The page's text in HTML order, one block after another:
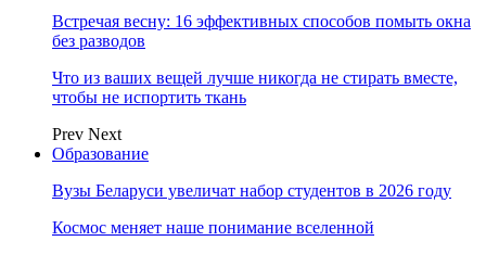
Встречая весну: 16 эффективных способов помыть окна
без разводов
Что из ваших вещей лучше никогда не стирать вместе,
чтобы не испортить ткань
Prev Next
Образование
Вузы Беларуси увеличат набор студентов в 2026 году
Космос меняет наше понимание вселенной